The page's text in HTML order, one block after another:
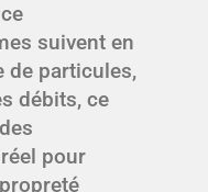
suivent en
de particules,
débits, ce
pour